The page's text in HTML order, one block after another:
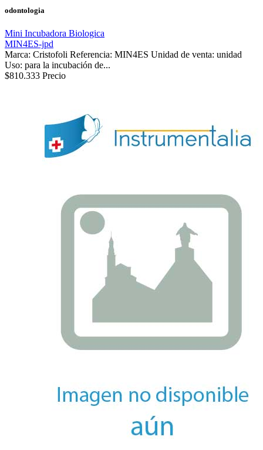
odontologia
Mini Incubadora Biologica
MIN4ES-jpd
Marca: Cristofoli Referencia: MIN4ES Unidad de venta: unidad
Uso: para la incubación de...
$810.333 Precio